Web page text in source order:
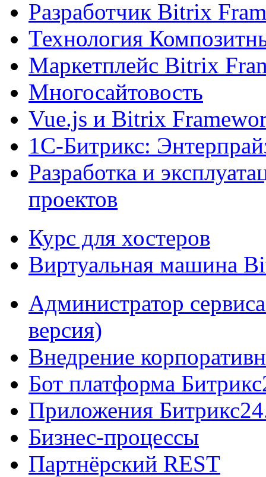
Разработчик Bitrix
Технология
Маркетплейс Bitrix
Многосайтовость
Vue.js и Bitrix
1С-Битрикс:
Разработка и
проектов
Курс для хостеров
Виртуальная машина
Администратор
версия)
Внедрение
Бот платформа
Приложения
Бизнес-процессы
Партнёрский REST